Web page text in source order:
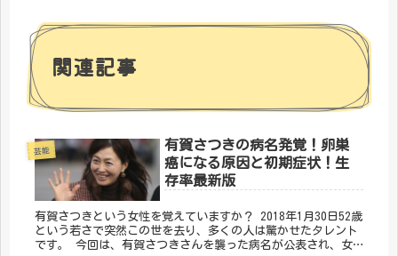
関連記事
芸能
有賀さつきの病名発覚！卵巣
癌になる原因と初期症状！生
存率最新版
有賀さつきという女性を覚えていますか？ 2018年1月30日52歳
という若さで突然この世を去り、多くの人は驚かせたタレント
です。 今回は、有賀さつきさんを襲った病名が公表され、女